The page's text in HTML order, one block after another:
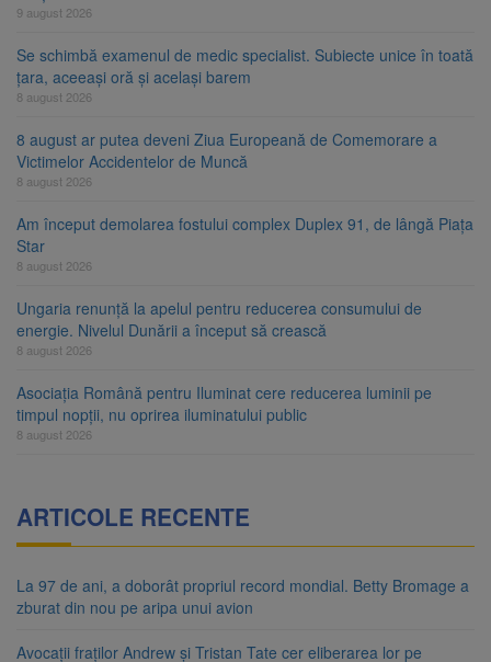
9 august 2026
Se schimbă examenul de medic specialist. Subiecte unice în toată
țara, aceeași oră și același barem
8 august 2026
8 august ar putea deveni Ziua Europeană de Comemorare a
Victimelor Accidentelor de Muncă
8 august 2026
Am început demolarea fostului complex Duplex 91, de lângă Piața
Star
8 august 2026
Ungaria renunță la apelul pentru reducerea consumului de
energie. Nivelul Dunării a început să crească
8 august 2026
Asociația Română pentru Iluminat cere reducerea luminii pe
timpul nopții, nu oprirea iluminatului public
8 august 2026
ARTICOLE RECENTE
La 97 de ani, a doborât propriul record mondial. Betty Bromage a
zburat din nou pe aripa unui avion
Avocații fraților Andrew și Tristan Tate cer eliberarea lor pe